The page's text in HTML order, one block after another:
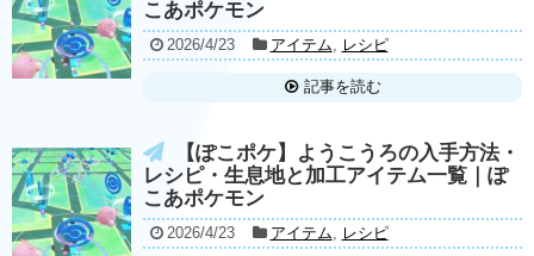
こあポケモン
2026/4/23 アイテム, レシピ
記事を読む
【ぽこポケ】ようこうろの入手方法・
レシピ・生息地と加工アイテム一覧｜ぽ
こあポケモン
2026/4/23 アイテム, レシピ